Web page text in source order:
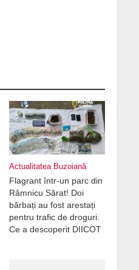
Actualitatea Buzoiană
Flagrant într-un parc din
Râmnicu Sărat! Doi
bărbați au fost arestați
pentru trafic de droguri.
Ce a descoperit DIICOT